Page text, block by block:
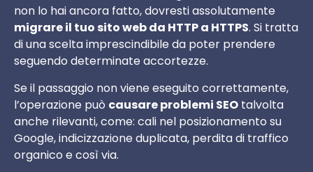
non lo hai ancora fatto, dovresti assolutamente
migrare il tuo sito web da HTTP a HTTPS. Si tratta
di una scelta imprescindibile da poter prendere
seguendo determinate accortezze.
Se il passaggio non viene eseguito correttamente,
l’operazione può causare problemi SEO talvolta
anche rilevanti, come: cali nel posizionamento su
Google, indicizzazione duplicata, perdita di traffico
organico e così via.